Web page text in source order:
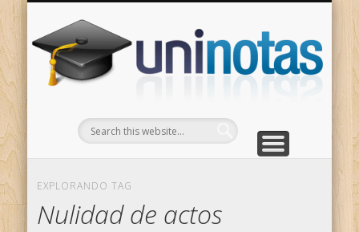
EXPLORANDO TAG
Nulidad de actos